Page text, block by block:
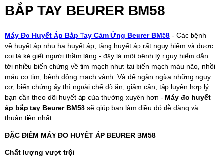
BẮP TAY BEURER BM58
Máy Đo Huyết Áp Bắp Tay Cảm Ứng Beurer BM58 - Các bệnh
về huyết áp như hạ huyết áp, tăng huyết áp rất nguy hiểm và được
coi là kẻ giết người thầm lặng - đây là một bệnh lý nguy hiểm dẫn
tới nhiều biến chứng về tim mạch như: tai biến mạch máu não, nhồi
máu cơ tim, bệnh động mạch vành. Và để ngăn ngừa những nguy
cơ, biến chứng ấy thì ngoài chế độ ăn, giảm cân, tập luyện hợp lý
bạn cần theo dõi huyết áp của thường xuyên hơn - Máy đo huyết
áp bắp tay Beurer BM58 sẽ giúp bạn làm điều đó dễ dàng và
thuận tiện nhất.
ĐẶC ĐIỂM MÁY ĐO HUYẾT ÁP BEURER BM58
Chất lượng vượt trội